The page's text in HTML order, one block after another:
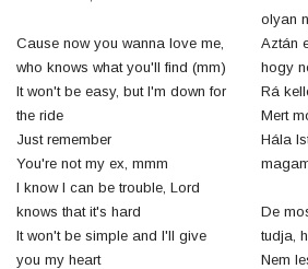
Cause now you wanna love me,
who knows what you'll find (mm)
It won't be easy, but I'm down for
the ride
Just remember
You're not my ex, mmm
I know I can be trouble, Lord
knows that it's hard
It won't be simple and I'll give
you my heart
olyan
Aztán
hogy
Rá
Mert
Hála
De
tudja,
Nem